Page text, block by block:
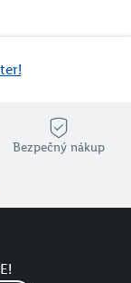
Bezpečný nákup